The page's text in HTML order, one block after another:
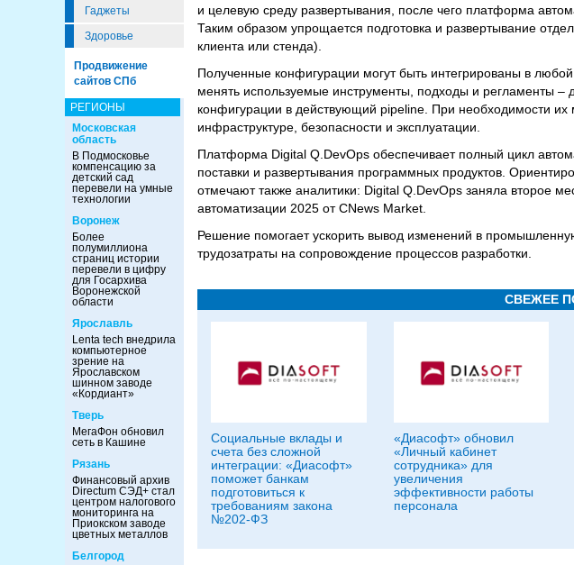
Гаджеты
Здоровье
Продвижение
сайтов СПб
РЕГИОНЫ
Московская
область
В Подмосковье
компенсацию за
детский сад
перевели на умные
технологии
Воронеж
Более
полумиллиона
страниц истории
перевели в цифру
для Госархива
Воронежской
области
Ярославль
Lenta tech внедрила
компьютерное
зрение на
Ярославском
шинном заводе
«Кордиант»
Тверь
МегаФон обновил
сеть в Кашине
Рязань
Финансовый архив
Directum СЭД+ стал
центром налогового
мониторинга на
Приокском заводе
цветных металлов
Белгород
и целевую среду развертывания, после чего платформа
Таким образом упрощается подготовка и развертывание
клиента или стенда).
Полученные конфигурации могут быть интегрированы в
менять используемые инструменты, подходы и регламенты –
конфигурации в действующий pipeline. При необходимости их
инфраструктуре, безопасности и эксплуатации.
Платформа Digital Q.DevOps обеспечивает полный цикл
поставки и развертывания программных продуктов.
отмечают также аналитики: Digital Q.DevOps заняла второе
автоматизации 2025 от CNews Market.
Решение помогает ускорить вывод изменений в
трудозатраты на сопровождение процессов разработки.
СВЕЖЕЕ
Социальные вклады и
счета без сложной
интеграции: «Диасофт»
поможет банкам
подготовиться к
требованиям закона
№202-ФЗ
«Диасофт» обновил
«Личный кабинет
сотрудника» для
увеличения
эффективности работы
персонала